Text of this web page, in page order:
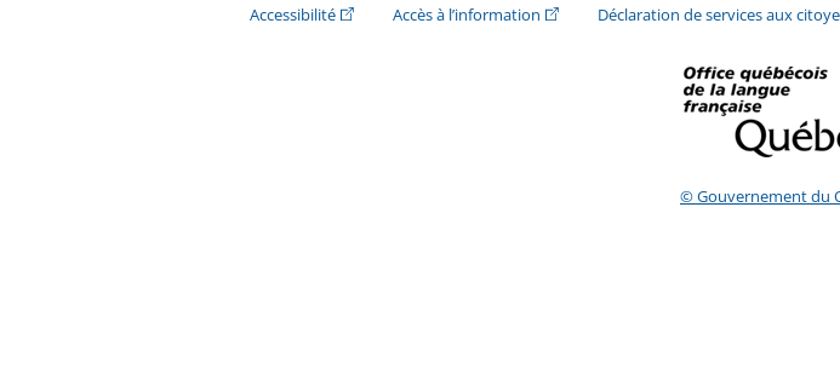
Accessibilité(Cet hyperlien externe s'ouvrira dans une nouvelle fenêtre.)
Accès à l’information (Cet hyperlien externe s'ouvrira dans
Déclaration de services aux
© Gouvernement du